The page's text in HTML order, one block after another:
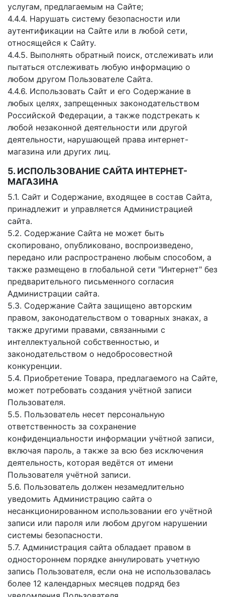
услугам, предлагаемым на Сайте;
4.4.4. Нарушать систему безопасности или
аутентификации на Сайте или в любой сети,
относящейся к Сайту.
4.4.5. Выполнять обратный поиск, отслеживать или
пытаться отслеживать любую информацию о
любом другом Пользователе Сайта.
4.4.6. Использовать Сайт и его Содержание в
любых целях, запрещенных законодательством
Российской Федерации, а также подстрекать к
любой незаконной деятельности или другой
деятельности, нарушающей права интернет-
магазина или других лиц.
5. ИСПОЛЬЗОВАНИЕ САЙТА ИНТЕРНЕТ-
МАГАЗИНА
5.1. Сайт и Содержание, входящее в состав Сайта,
принадлежит и управляется Администрацией
сайта.
5.2. Содержание Сайта не может быть
скопировано, опубликовано, воспроизведено,
передано или распространено любым способом, а
также размещено в глобальной сети "Интернет" без
предварительного письменного согласия
Администрации сайта.
5.3. Содержание Сайта защищено авторским
правом, законодательством о товарных знаках, а
также другими правами, связанными с
интеллектуальной собственностью, и
законодательством о недобросовестной
конкуренции.
5.4. Приобретение Товара, предлагаемого на Сайте,
может потребовать создания учётной записи
Пользователя.
5.5. Пользователь несет персональную
ответственность за сохранение
конфиденциальности информации учётной записи,
включая пароль, а также за всю без исключения
деятельность, которая ведётся от имени
Пользователя учётной записи.
5.6. Пользователь должен незамедлительно
уведомить Администрацию сайта о
несанкционированном использовании его учётной
записи или пароля или любом другом нарушении
системы безопасности.
5.7. Администрация сайта обладает правом в
одностороннем порядке аннулировать учетную
запись Пользователя, если она не использовалась
более 12 календарных месяцев подряд без